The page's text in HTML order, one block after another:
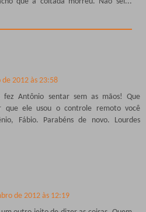
2012 às 23:58
fez Antônio sentar sem as mãos! Que
que ele usou o controle remoto você
Fábio. Parabéns de novo. Lourdes
de 2012 às 12:19